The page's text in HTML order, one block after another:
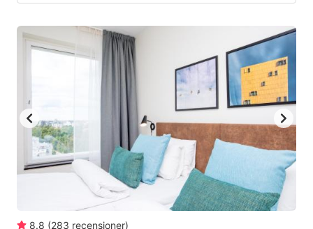
8.8 (283 recensioner)